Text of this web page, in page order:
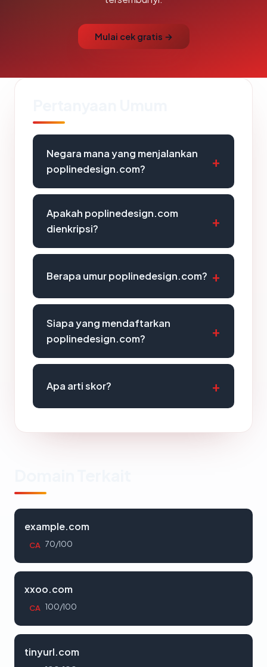
Mulai cek gratis →
Negara mana yang menjalankan
poplinedesign.com?
Apakah poplinedesign.com
dienkripsi?
Berapa umur poplinedesign.com?
Siapa yang mendaftarkan
poplinedesign.com?
Apa arti skor?
example.com
CA 70/100
xxoo.com
CA 100/100
tinyurl.com